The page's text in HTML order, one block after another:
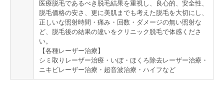
医療脱毛であるべき脱毛結果を重視し、良心的、安全性、
脱毛価格の安さ、更に美肌までも考えた脱毛を大切にし、
正しいな照射時間・痛み・回数・ダメージの無い照射な
ど、脱毛後の結果の違いをクリニック脱毛で体感くださ
い。
【各種レーザー治療】
シミ取りレーザー治療・いぼ・ほくろ除去レーザー治療・
ニキビレーザー治療・超音波治療・ハイフなど